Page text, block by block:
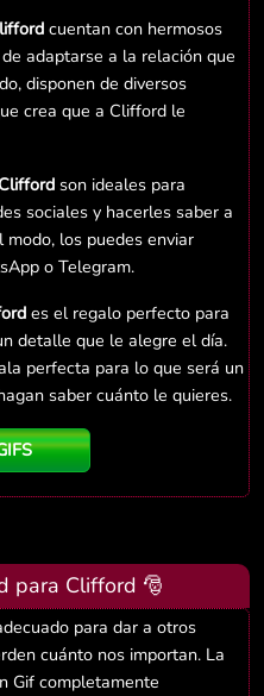
cuentan con hermosos
adaptarse a la relación que
disponen de diversos
crea que a Clifford le
son ideales para
sociales y hacerles saber a
los puedes enviar
o Telegram.
es el regalo perfecto para
detalle que le alegre el día.
perfecta para lo que será un
saber cuánto le quieres.
para Clifford 🎅
para dar a otros
cuánto nos importan. La
Gif completamente